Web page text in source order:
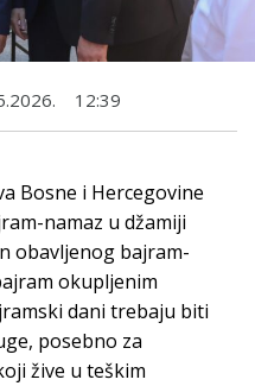
12:39
Bosne i Hercegovine
namaz u džamiji
obavljenog bajram-
okupljenim
dani trebaju biti
posebno za
žive u teškim